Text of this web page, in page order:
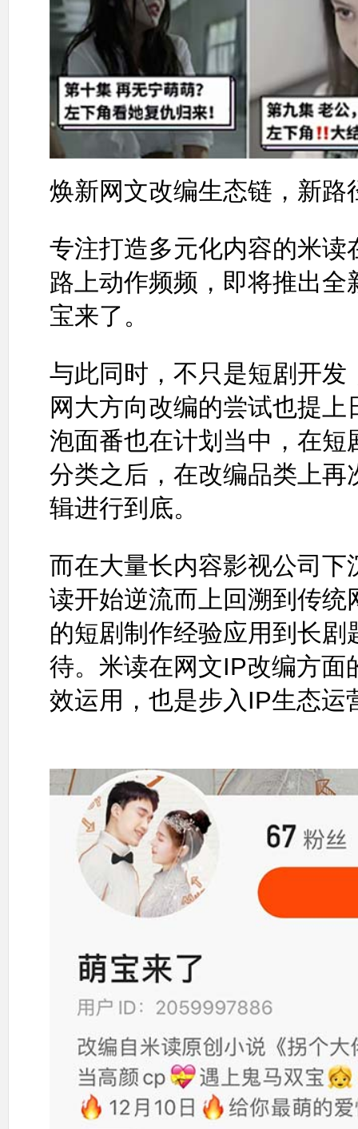
焕新网文改编生态链，新路
专注打造多元化内容的米
路上动作频频，即将推出
宝来了。
与此同时，不只是短剧开
网大方向改编的尝试也提
泡面番也在计划当中，在
分类之后，在改编品类上
辑进行到底。
而在大量长内容影视公司
读开始逆流而上回溯到传
的短剧制作经验应用到长
待。米读在网文IP改编方面
效运用，也是步入IP生态运